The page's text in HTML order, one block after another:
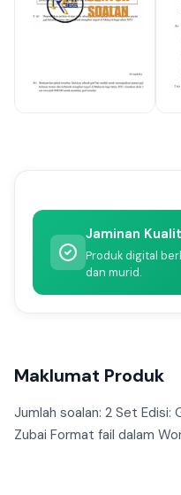
Jaminan
Produk digital
dan murid.
Maklumat Produk
Jumlah soalan: 2 Set Edisi:
Zubai Format fail dalam